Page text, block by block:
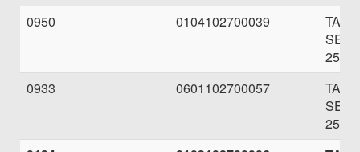
0950
0104102700039
0933
0601102700057